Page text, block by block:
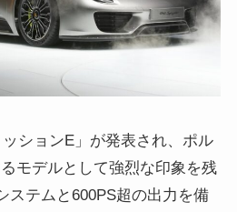
ションE」が発表され、ポル
モデルとして強烈な印象を残
ステムと600PS超の出力を備